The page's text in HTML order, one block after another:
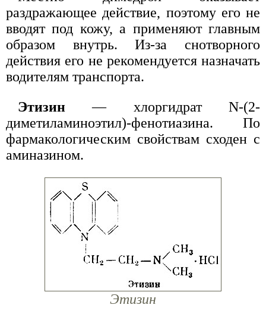
раздражающее действие, поэтому его не
вводят под кожу, а применяют главным
образом внутрь. Из-за снотворного
действия его не рекомендуется назначать
водителям транспорта.
Этизин — хлоргидрат N-(2-
диметиламиноэтил)-фенотиазина. По
фармакологическим свойствам сходен с
аминазином.
Этизин